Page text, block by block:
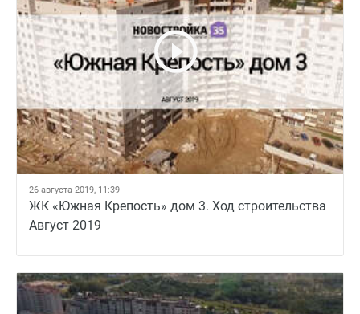
26 августа 2019, 11:39
ЖК «Южная Крепость» дом 3. Ход строительства
Август 2019